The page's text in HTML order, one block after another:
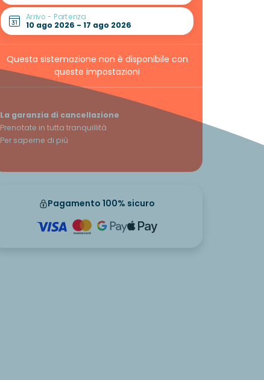
Arrivo - Partenza
Questa sistemazione non è disponibile con
queste impostazioni
La garanzia di cancellazione
Prenotate in tutta tranquillità
Per saperne di più
Pagamento 100% sicuro